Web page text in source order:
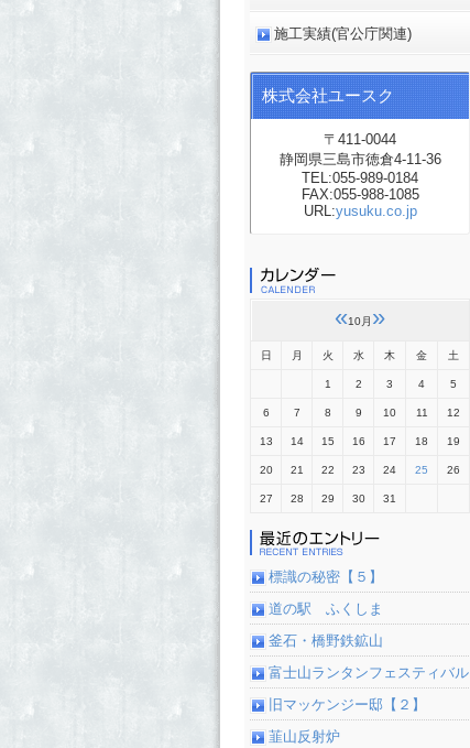
施工実績(官公庁関連)
株式会社ユースク
〒411-0044
静岡県三島市徳倉4-11-36
TEL:055-989-0184
FAX:055-988-1085
URL:yusuku.co.jp
«10月 »
日 月 火 水 木 金 土
1 2 3 4 5
6 7 8 9 10 11 12
13 14 15 16 17 18 19
20 21 22 23 24 25 26
27 28 29 30 31
標識の秘密【５】
道の駅 ふくしま
釜石・橋野鉄鉱山
富士山ランタンフェスティバル
旧マッケンジー邸【２】
韮山反射炉